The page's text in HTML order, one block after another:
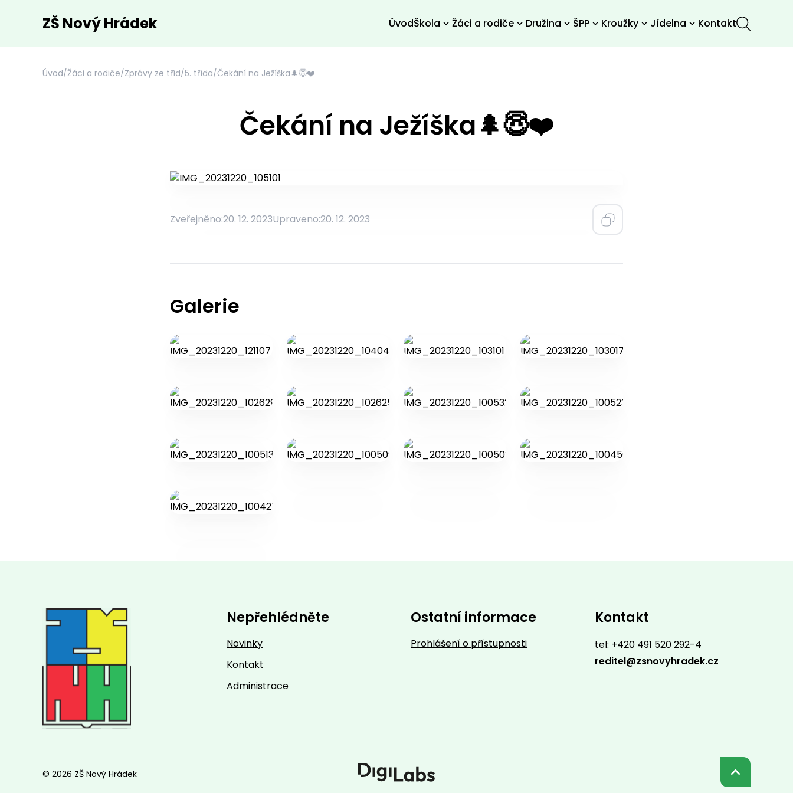
ZŠ Nový Hrádek ÚvodŠkola Žáci a rodiče Družina ŠPP Kroužky Jídelna Kontakt
Úvod/Žáci a rodiče/Zprávy ze tříd/5. třída/Čekání na Ježíška🌲😇❤️
Čekání na Ježíška🌲😇❤️
Zveřejněno:20. 12. 2023Upraveno:20. 12. 2023
Galerie
Nepřehlédněte
Novinky
Kontakt
Administrace
Ostatní informace
Prohlášení o přístupnosti
Kontakt
tel: +420 491 520 292-4
reditel@zsnovyhradek.cz
© 2026 ZŠ Nový Hrádek